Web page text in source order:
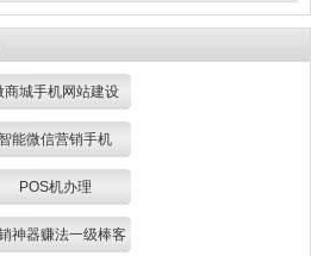
商城手机网站建设
能微信营销手机
POS机办理
神器赚法一级棒客